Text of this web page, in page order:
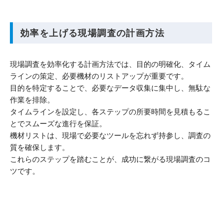
効率を上げる現場調査の計画方法
現場調査を効率化する計画方法では、目的の明確化、タイム
ラインの策定、必要機材のリストアップが重要です。
目的を特定することで、必要なデータ収集に集中し、無駄な
作業を排除。
タイムラインを設定し、各ステップの所要時間を見積もるこ
とでスムーズな進行を保証。
機材リストは、現場で必要なツールを忘れず持参し、調査の
質を確保します。
これらのステップを踏むことが、成功に繋がる現場調査のコ
ツです。